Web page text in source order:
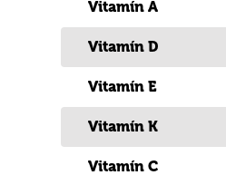
Vitamín A
Vitamín D
Vitamín E
Vitamín K
Vitamín C